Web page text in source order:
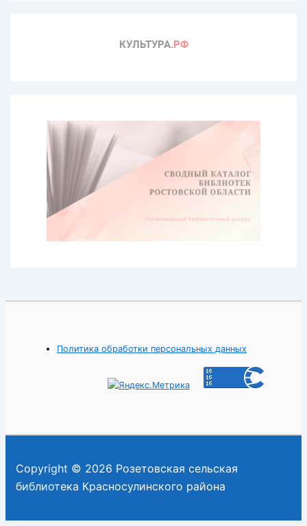
Политика обработки персональных данных
Copyright © 2026 Розетовская сельская
библиотека Красносулинского района